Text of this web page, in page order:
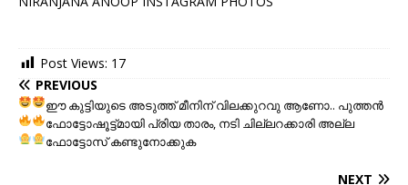
Post Views: 17
PREVIOUS
ഈ കുട്ടിയുടെ അടുത്ത് മീനിന് വിലക്കുറവു ആണോ.. പുത്തന്‍
ഫോട്ടോഷൂട്ട്‌മായി പ്രിയ താരം, നടി ചില്ലറക്കാരി അല്ല
ഫോട്ടോസ് കണ്ടുനോക്കുക
NEXT